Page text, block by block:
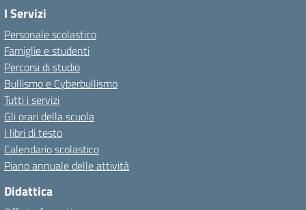
I Servizi
Personale scolastico
Famiglie e studenti
Percorsi di studio
Bullismo e Cyberbullismo
Tutti i servizi
Gli orari della scuola
I libri di testo
Calendario scolastico
Piano annuale delle attività
Didattica